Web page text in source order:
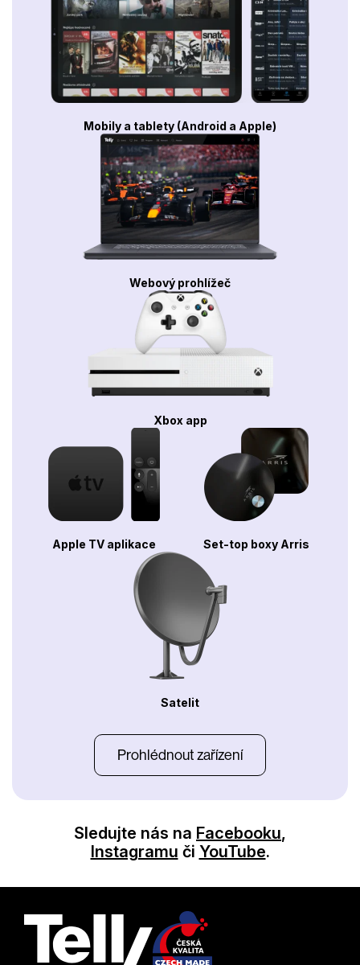
Mobily a tablety (Android a Apple)
Webový prohlížeč
Xbox app
Apple TV aplikace Set-top boxy Arris
Satelit
Prohlédnout zařízení
Sledujte nás na Facebooku,
Instagramu či YouTube.